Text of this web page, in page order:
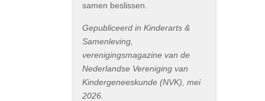
samen beslissen.
Gepubliceerd in Kinderarts &
Samenleving,
verenigingsmagazine van de
Nederlandse Vereniging van
Kindergeneeskunde (NVK), mei
2026.